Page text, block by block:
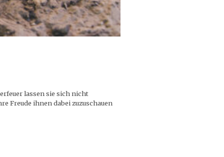
lassen sie sich nicht
Freude ihnen dabei zuzuschauen